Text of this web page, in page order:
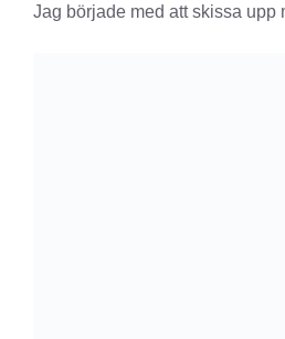
Jag började med att skissa upp